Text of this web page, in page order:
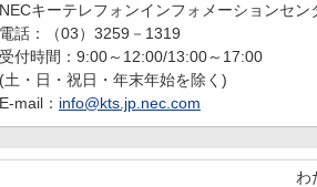
NECキーテレフォンインフォメーションセン
電話：（03）3259－1319
受付時間：9:00～12:00/13:00～17:00
(土・日・祝日・年末年始を除く)
E-mail： info@kts.jp.nec.com
わ